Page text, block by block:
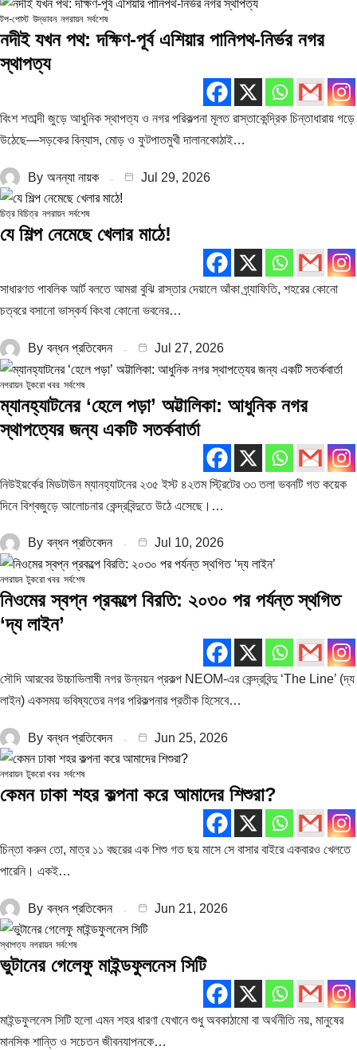
টপ-পোস্ট উদ্ভাবন নগরায়ন সর্বশেষ
নদীই যখন পথ: দক্ষিণ-পূর্ব এশিয়ার পানিপথ-নির্ভর নগর
স্থাপত্য
বিংশ শতাব্দী জুড়ে আধুনিক স্থাপত্য ও নগর পরিকল্পনা মূলত রাস্তাকেন্দ্রিক চিন্তাধারায় গড়ে
উঠেছে—সড়কের বিন্যাস, মোড় ও ফুটপাতমুখী দালানকোঠাই…
By অনন্যা নায়ক Jul 29, 2026
চিত্র বিচিত্র নগরায়ন সর্বশেষ
যে শিল্প নেমেছে খেলার মাঠে!
সাধারণত পাবলিক আর্ট বলতে আমরা বুঝি রাস্তার দেয়ালে আঁকা গ্র্যাফিতি, শহরের কোনো
চত্বরে বসানো ভাস্কর্য কিংবা কোনো ভবনের…
By বন্ধন প্রতিবেদন Jul 27, 2026
নগরায়ন টুকরো খবর সর্বশেষ
ম্যানহ্যাটনের ‘হেলে পড়া’ অট্টালিকা: আধুনিক নগর
স্থাপত্যের জন্য একটি সতর্কবার্তা
নিউইয়র্কের মিডটাউন ম্যানহ্যাটনের ২৩৫ ইস্ট ৪২তম স্ট্রিটের ৩৩ তলা ভবনটি গত কয়েক
দিনে বিশ্বজুড়ে আলোচনার কেন্দ্রবিন্দুতে উঠে এসেছে।…
By বন্ধন প্রতিবেদন Jul 10, 2026
নগরায়ন টুকরো খবর সর্বশেষ
নিওমের স্বপ্ন প্রকল্পে বিরতি: ২০৩০ পর পর্যন্ত স্থগিত
‘দ্য লাইন’
সৌদি আরবের উচ্চাভিলাষী নগর উন্নয়ন প্রকল্প NEOM-এর কেন্দ্রবিন্দু ‘The Line’ (দ্য
লাইন) একসময় ভবিষ্যতের নগর পরিকল্পনার প্রতীক হিসেবে…
By বন্ধন প্রতিবেদন Jun 25, 2026
নগরায়ন টুকরো খবর সর্বশেষ
কেমন ঢাকা শহর কল্পনা করে আমাদের শিশুরা?
চিন্তা করুন তো, মাত্র ১১ বছরের এক শিশু গত ছয় মাসে সে বাসার বাইরে একবারও খেলতে
পারেনি। একই…
By বন্ধন প্রতিবেদন Jun 21, 2026
স্থাপত্য নগরায়ন সর্বশেষ
ভুটানের গেলেফু মাইন্ডফুলনেস সিটি
মাইন্ডফুলনেস সিটি হলো এমন শহর ধারণা যেখানে শুধু অবকাঠামো বা অর্থনীতি নয়, মানুষের
মানসিক শান্তি ও সচেতন জীবনযাপনকে…